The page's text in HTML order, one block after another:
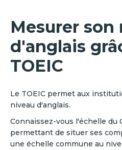
Mesurer son
d'anglais
TOEIC
Le TOEIC permet aux
niveau d'anglais.
Connaissez-vous l'échelle du
permettant de situer ses
une échelle commune au